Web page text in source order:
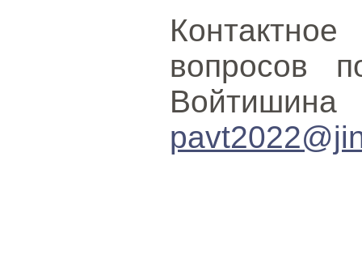
вопросов
Войтишина